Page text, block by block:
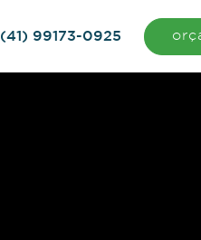
(41) 99173-0925